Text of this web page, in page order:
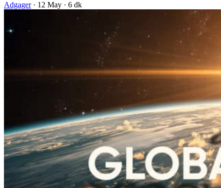
Adgager · 12 May · 6 dk